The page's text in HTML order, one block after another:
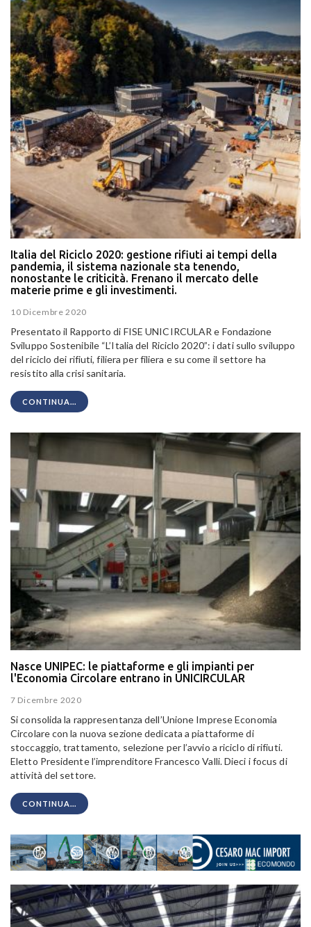
Italia del Riciclo 2020: gestione rifiuti ai tempi della
pandemia, il sistema nazionale sta tenendo,
nonostante le criticità. Frenano il mercato delle
materie prime e gli investimenti.
10 Dicembre 2020
Presentato il Rapporto di FISE UNICIRCULAR e Fondazione
Sviluppo Sostenibile “L’Italia del Riciclo 2020”: i dati sullo sviluppo
del riciclo dei rifiuti, filiera per filiera e su come il settore ha
resistito alla crisi sanitaria.
CONTINUA...
Nasce UNIPEC: le piattaforme e gli impianti per
l'Economia Circolare entrano in UNICIRCULAR
7 Dicembre 2020
Si consolida la rappresentanza dell’Unione Imprese Economia
Circolare con la nuova sezione dedicata a piattaforme di
stoccaggio, trattamento, selezione per l’avvio a riciclo di rifiuti.
Eletto Presidente l’imprenditore Francesco Valli. Dieci i focus di
attività del settore.
CONTINUA...